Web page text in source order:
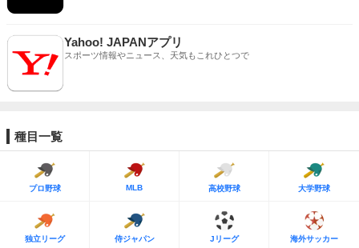
Yahoo! JAPANアプリ
スポーツ情報やニュース、天気もこれひとつで
種目一覧
プロ野球 MLB 高校野球 大学野球
独立リーグ 侍ジャパン Jリーグ 海外サッカー